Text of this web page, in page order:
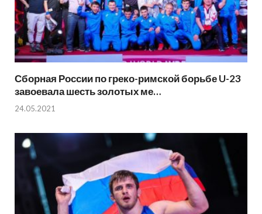
Сборная России по греко-римской борьбе U-23
завоевала шесть золотых ме…
24.05.2021